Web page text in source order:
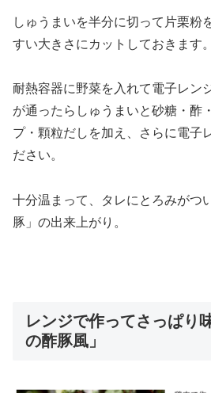
しゅうまいを半分に切って片栗粉
すい大きさにカットしておきます。
耐熱容器に野菜を入れて電子レン
が通ったらしゅうまいと砂糖・酢
プ・顆粒だしを加え、さらに電子
ださい。
十分温まって、タレにとろみがつ
豚」の出来上がり。
レンジで作ってさっぱり
の酢豚風」